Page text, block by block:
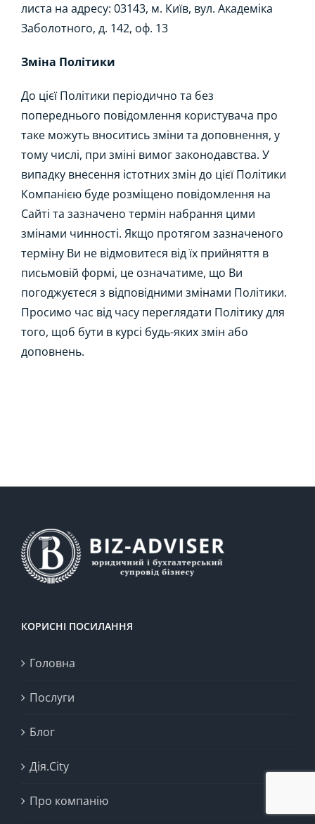
листа на адресу: 03143, м. Київ, вул. Академіка
Заболотного, д. 142, оф. 13
Зміна Політики
До цієї Політики періодично та без
попереднього повідомлення користувача про
таке можуть вноситись зміни та доповнення, у
тому числі, при зміні вимог законодавства. У
випадку внесення істотних змін до цієї Політики
Компанією буде розміщено повідомлення на
Сайті та зазначено термін набрання цими
змінами чинності. Якщо протягом зазначеного
терміну Ви не відмовитеся від їх прийняття в
письмовій формі, це означатиме, що Ви
погоджуєтеся з відповідними змінами Політики.
Просимо час від часу переглядати Політику для
того, щоб бути в курсі будь-яких змін або
доповнень.
КОРИСНІ ПОСИЛАННЯ
Головна
Послуги
Блог
Дія.City
Про компанію